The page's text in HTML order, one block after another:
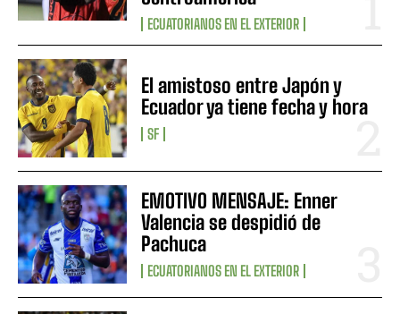
ECUATORIANOS EN EL EXTERIOR
El amistoso entre Japón y
Ecuador ya tiene fecha y hora
SF
EMOTIVO MENSAJE: Enner
Valencia se despidió de
Pachuca
ECUATORIANOS EN EL EXTERIOR